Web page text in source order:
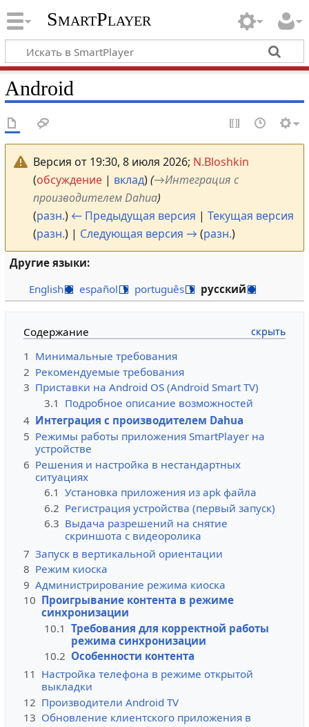
SmartPlayer
Android
Версия от 19:30, 8 июля 2026; N.Bloshkin
(обсуждение| вклад)(→Интеграция с
производителем Dahua)
(разн.) ← Предыдущая версия | Текущая версия
(разн.) | Следующая версия → (разн.)
Другие языки:
English
español português русский
Содержание
1 Минимальные требования
2 Рекомендуемые требования
3 Приставки на Android OS (Android Smart TV)
3.1 Подробное описание возможностей
4 Интеграция с производителем Dahua
5 Режимы работы приложения SmartPlayer на
устройстве
6 Решения и настройка в нестандартных
ситуациях
6.1 Установка приложения из apk файла
6.2 Регистрация устройства (первый запуск)
6.3 Выдача разрешений на снятие
скриншота с видеоролика
7 Запуск в вертикальной ориентации
8 Режим киоска
9 Администрирование режима киоска
10 Проигрывание контента в режиме
синхронизации
10.1 Требования для корректной работы
режима синхронизации
10.2 Особенности контента
11 Настройка телефона в режиме открытой
выкладки
12 Производители Android TV
13 Обновление клиентского приложения в